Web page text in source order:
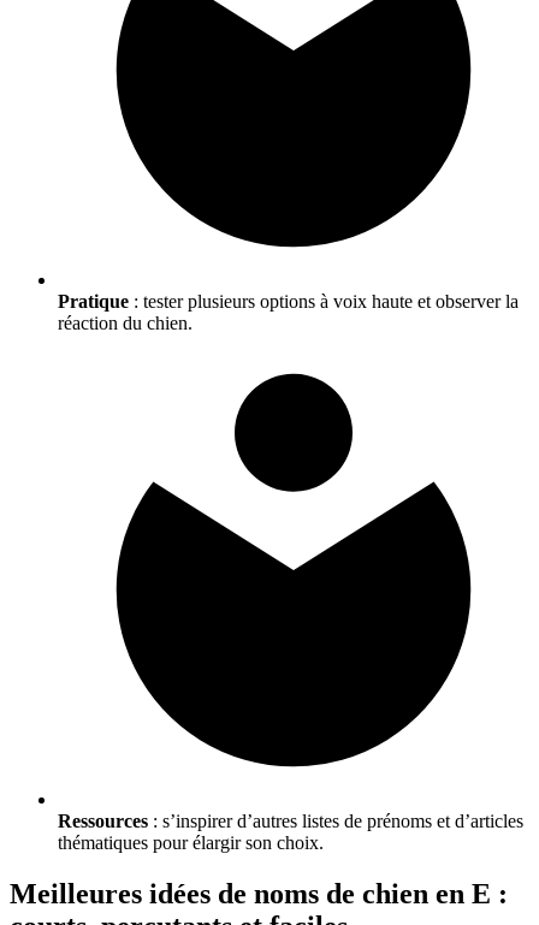
Pratique : tester plusieurs options à voix haute et observer la
réaction du chien.
Ressources : s’inspirer d’autres listes de prénoms et d’articles
thématiques pour élargir son choix.
Meilleures idées de noms de chien en E :